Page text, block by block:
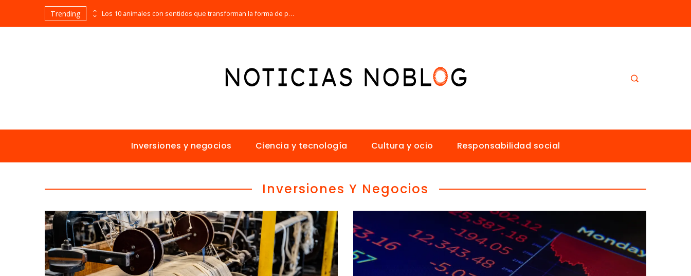
Trending Las empresas que alcanzaron los picos más altos en valor bursátil histórico Los 10 animales con sentidos que transforman la forma de percibir el mundo
Inversiones y negocios Ciencia y tecnología Cultura y ocio Responsabilidad social
Inversiones Y Negocios